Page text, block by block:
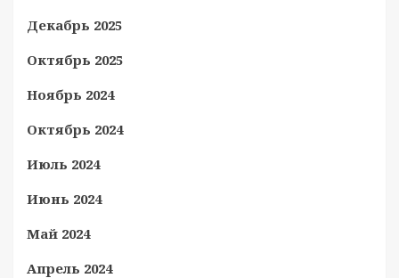
Декабрь 2025
Октябрь 2025
Ноябрь 2024
Октябрь 2024
Июль 2024
Июнь 2024
Май 2024
Апрель 2024